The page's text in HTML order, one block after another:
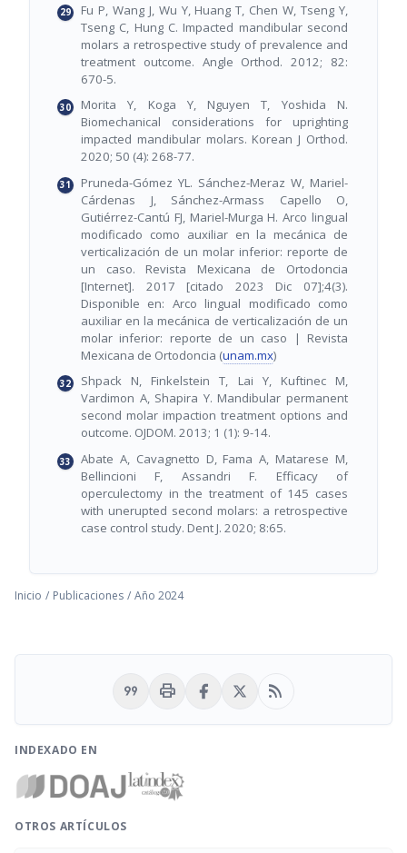
Fu P, Wang J, Wu Y, Huang T, Chen W, Tseng Y,
Tseng C, Hung C. Impacted mandibular second
molars a retrospective study of prevalence and
treatment outcome. Angle Orthod. 2012; 82:
670-5.
Morita Y, Koga Y, Nguyen T, Yoshida N.
Biomechanical considerations for uprighting
impacted mandibular molars. Korean J Orthod.
2020; 50 (4): 268-77.
Pruneda-Gómez YL. Sánchez-Meraz W, Mariel-
Cárdenas J, Sánchez-Armass Capello O,
Gutiérrez-Cantú FJ, Mariel-Murga H. Arco lingual
modificado como auxiliar en la mecánica de
verticalización de un molar inferior: reporte de
un caso. Revista Mexicana de Ortodoncia
[Internet]. 2017 [citado 2023 Dic 07];4(3).
Disponible en: Arco lingual modificado como
auxiliar en la mecánica de verticalización de un
molar inferior: reporte de un caso | Revista
Mexicana de Ortodoncia (unam.mx)
Shpack N, Finkelstein T, Lai Y, Kuftinec M,
Vardimon A, Shapira Y. Mandibular permanent
second molar impaction treatment options and
outcome. OJDOM. 2013; 1 (1): 9-14.
Abate A, Cavagnetto D, Fama A, Matarese M,
Bellincioni F, Assandri F. Efficacy of
operculectomy in the treatment of 145 cases
with unerupted second molars: a retrospective
case control study. Dent J. 2020; 8:65.
Inicio / Publicaciones / Año 2024
format_quote print rss_feed
INDEXADO EN
OTROS ARTÍCULOS